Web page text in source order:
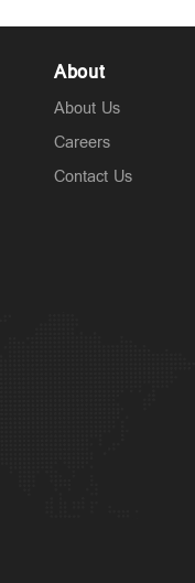
About
About Us
Careers
Contact Us